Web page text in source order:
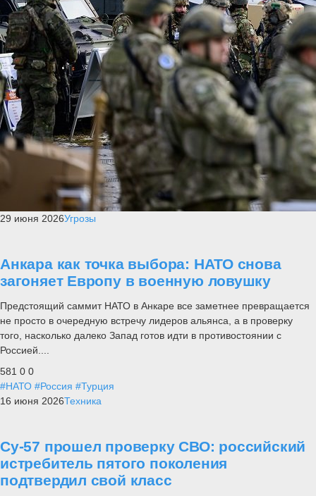
29 июня 2026Угрозы
Анкара как точка выбора: НАТО снова
загоняет Европу в военную ловушку
Предстоящий саммит НАТО в Анкаре все заметнее превращается
не просто в очередную встречу лидеров альянса, а в проверку
того, насколько далеко Запад готов идти в противостоянии с
Россией....
581 0 0
#НАТО #Россия #Турция
16 июня 2026Техника
Су-57 прошел проверку СВО: российский
истребитель пятого поколения
подтвердил свой класс